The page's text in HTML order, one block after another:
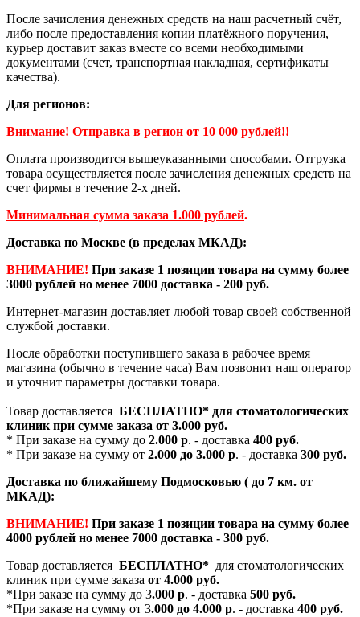
После зачисления денежных средств на наш расчетный счёт,
либо после предоставления копии платёжного поручения,
курьер доставит заказ вместе со всеми необходимыми
документами (счет, транспортная накладная, сертификаты
качества).
Для регионов:
Внимание! Отправка в регион от 10 000 рублей!!
Оплата производится вышеуказанными способами. Отгрузка
товара осуществляется после зачисления денежных средств на
счет фирмы в течение 2-х дней.
Минимальная сумма заказа 1.000 рублей.
Доставка по Москве (в пределах МКАД):
ВНИМАНИЕ! При заказе 1 позиции товара на сумму более
3000 рублей но менее 7000 доставка - 200 руб.
Интернет-магазин доставляет любой товар своей собственной
службой доставки.
После обработки поступившего заказа в рабочее время
магазина (обычно в течение часа) Вам позвонит наш оператор
и уточнит параметры доставки товара.
Товар доставляется БЕСПЛАТНО* для стоматологических
клиник при сумме заказа от 3.000 руб.
* При заказе на сумму до 2.000 р. - доставка 400 руб.
* При заказе на сумму от 2.000 до 3.000 р. - доставка 300 руб.
Доставка по ближайшему Подмосковью ( до 7 км. от
МКАД):
ВНИМАНИЕ! При заказе 1 позиции товара на сумму более
4000 рублей но менее 7000 доставка - 300 руб.
Товар доставляется БЕСПЛАТНО* для стоматологических
клиник при сумме заказа от 4.000 руб.
*При заказе на сумму до 3.000 р. - доставка 500 руб.
*При заказе на сумму от 3.000 до 4.000 р. - доставка 400 руб.